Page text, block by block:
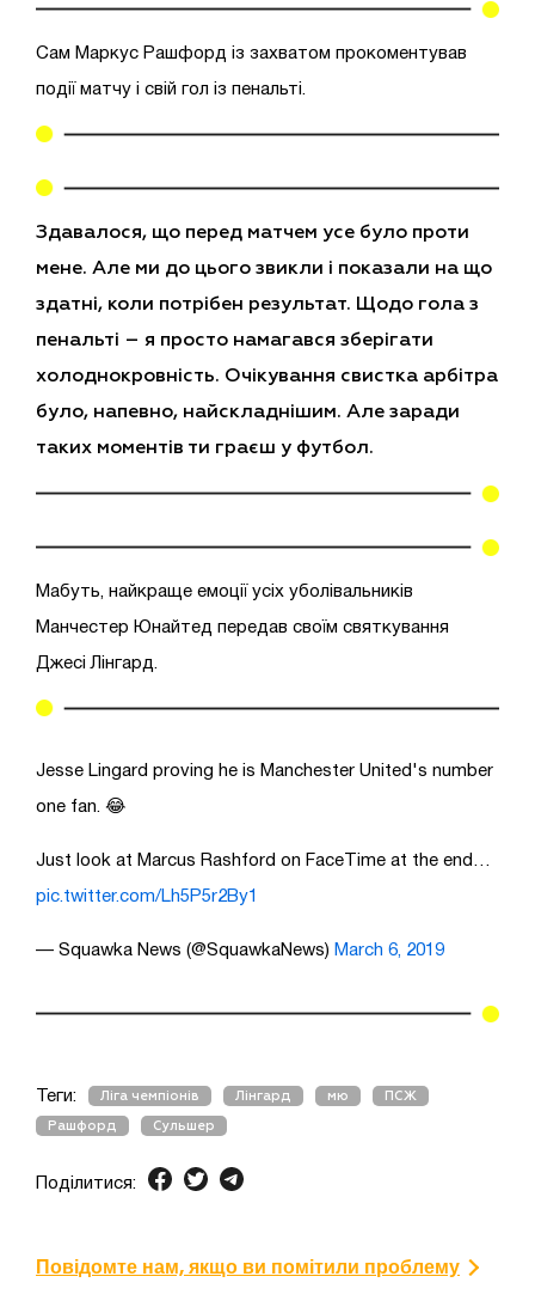
Сам Маркус Рашфорд із захватом прокоментував
події матчу і свій гол із пенальті.
Здавалося, що перед матчем усе було проти
мене. Але ми до цього звикли і показали на що
здатні, коли потрібен результат. Щодо гола з
пенальті – я просто намагався зберігати
холоднокровність. Очікування свистка арбітра
було, напевно, найскладнішим. Але заради
таких моментів ти граєш у футбол.
Мабуть, найкраще емоції усіх уболівальників
Манчестер Юнайтед передав своїм святкування
Джесі Лінгард.
Jesse Lingard proving he is Manchester United's number
one fan. 😂
Just look at Marcus Rashford on FaceTime at the end…
pic.twitter.com/Lh5P5r2By1
— Squawka News (@SquawkaNews) March 6, 2019
Теги: Ліга чемпіонів Лінгард мю ПСЖ
Рашфорд Сульшер
Поділитися:
Повідомте нам, якщо ви помітили проблему